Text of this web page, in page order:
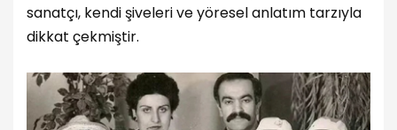
sanatçı, kendi şiveleri ve yöresel anlatım tarzıyla
dikkat çekmiştir.